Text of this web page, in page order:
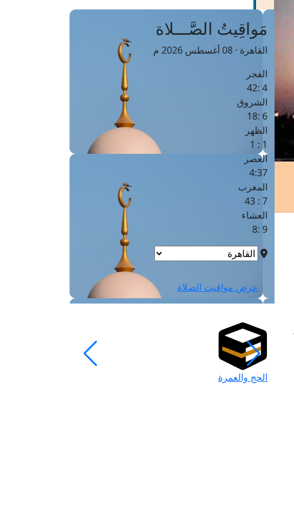
مَواقِيتُ الصَّـــلاة
القاهرة · 08 أغسطس 2026 م
الفجر
4 :42
الشروق
6 :18
الظهر
1 : 1
العصر
4:37
المغرب
7 : 43
العشاء
9 :8
عرض مواقيت الصلاة
الحج والعمرة